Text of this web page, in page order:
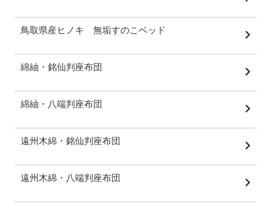
鳥取県産ヒノキ 無垢すのこベッド
綿紬・銘仙判座布団
綿紬・八端判座布団
遠州木綿・銘仙判座布団
遠州木綿・八端判座布団